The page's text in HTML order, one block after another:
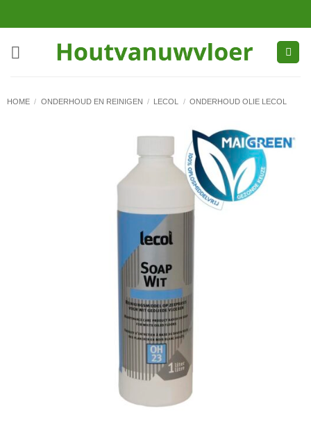
naar
HOME / ONDERHOUD EN REINIGEN / LECOL / ONDERHOUD OLIE LECOL